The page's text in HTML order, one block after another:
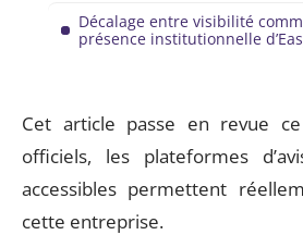
Décalage entre visibilité
présence institutionnelle
Cet article passe en revue
officiels, les plateformes
accessibles permettent
cette entreprise.